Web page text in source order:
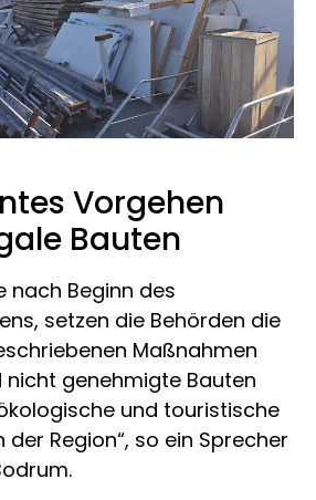
Vorgehen
Bauten
nach Beginn des
setzen die Behörden die
Maßnahmen
nicht genehmigte Bauten
und touristische
Region“, so ein Sprecher